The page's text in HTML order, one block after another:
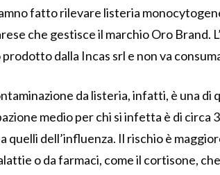
fatto rilevare listeria
che gestisce il marchio Oro Brand.
dalla Incas srl e non va
da listeria, infatti, è una di
medio per chi si infetta è di circa
quelli dell’influenza. Il rischio è
o da farmaci, come il cortisone,